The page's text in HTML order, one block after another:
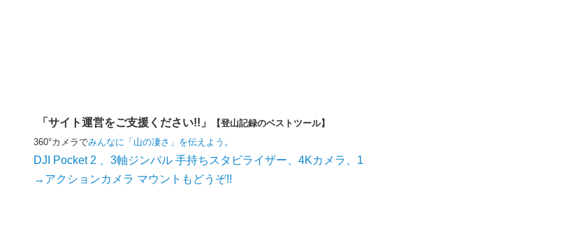
「サイト運営をご支援ください!!」
【登山記録のベストツール】
360°カメラでみんなに「山の凄さ」を伝えよう。
DJI Pocket 2 、3軸ジンバル 手持ちスタビライザー、4Kカメラ、1
→アクションカメラ マウントもどうぞ!!